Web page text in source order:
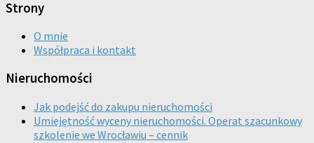
Strony
O mnie
Współpraca i kontakt
Nieruchomości
Jak podejść do zakupu nieruchomości
Umiejętność wyceny nieruchomości. Operat szacunkowy
szkolenie we Wrocławiu – cennik